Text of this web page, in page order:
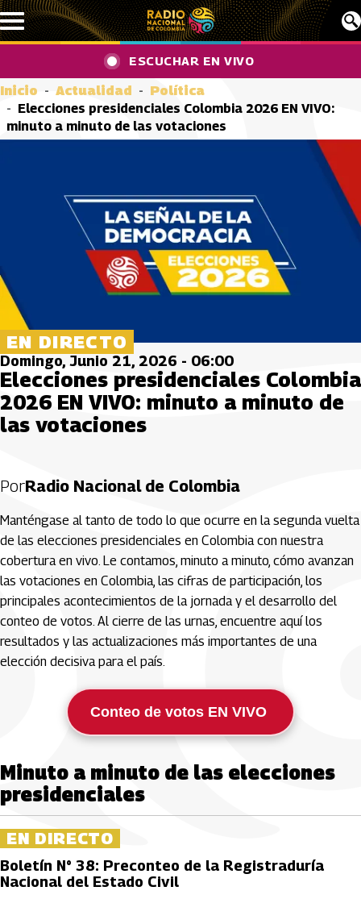
Pasar al contenido principal
ESCUCHAR EN VIVO
Inicio Actualidad
Política
Elecciones presidenciales Colombia 2026 EN VIVO:
minuto a minuto de las votaciones
EN DIRECTO
Domingo, Junio 21, 2026 - 06:00
Elecciones presidenciales Colombia
2026 EN VIVO: minuto a minuto de
las votaciones
PorRadio Nacional de Colombia
Manténgase al tanto de todo lo que ocurre en la segunda vuelta
de las elecciones presidenciales en Colombia con nuestra
cobertura en vivo. Le contamos, minuto a minuto, cómo avanzan
las votaciones en Colombia, las cifras de participación, los
principales acontecimientos de la jornada y el desarrollo del
conteo de votos. Al cierre de las urnas, encuentre aquí los
resultados y las actualizaciones más importantes de una
elección decisiva para el país.
Conteo de votos EN VIVO
Minuto a minuto de las elecciones
presidenciales
EN DIRECTO
Boletín N° 38: Preconteo de la Registraduría
Nacional del Estado Civil